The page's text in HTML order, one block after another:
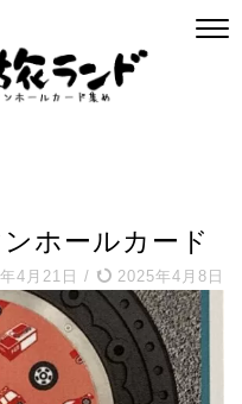
ホールカード
4月21日 / 2025年4月8日